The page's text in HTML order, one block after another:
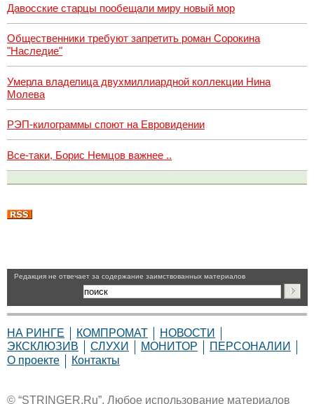
Давосские старцы пообещали миру новый мор
Общественники требуют запретить роман Сорокина
"Наследие"
Умерла владелица двухмиллиардной коллекции Нина
Молева
РЭП-килограммы споют на Евровидении
Все-таки, Борис Немцов важнее ..
Pедакция не отвечает за содержание заимствованных материалов
НА РИНГЕ КОМПРОМАТ
НОВОСТИ
ЭКСКЛЮЗИВ
СЛУХИ МОНИТОР
ПЕРСОНАЛИИ
О проекте
Контакты
© “STRINGER.Ru”. Любое использование материалов